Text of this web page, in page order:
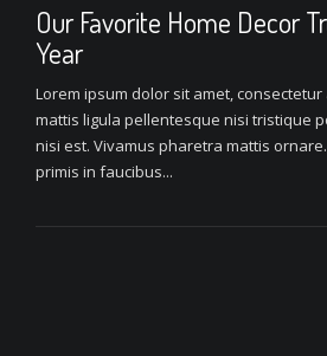
Our Favorite Home Decor
Year
Lorem ipsum dolor sit amet, consectetur
mattis ligula pellentesque nisi tristique
nisi est. Vivamus pharetra mattis
primis in faucibus...